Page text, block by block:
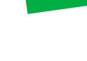
Télécharger
gratuitement les